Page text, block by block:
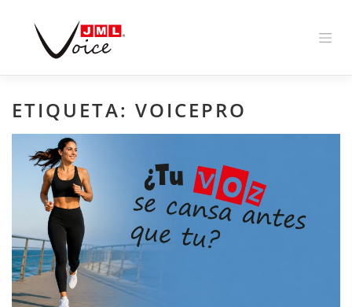
content
ETIQUETA: VOICEPRO